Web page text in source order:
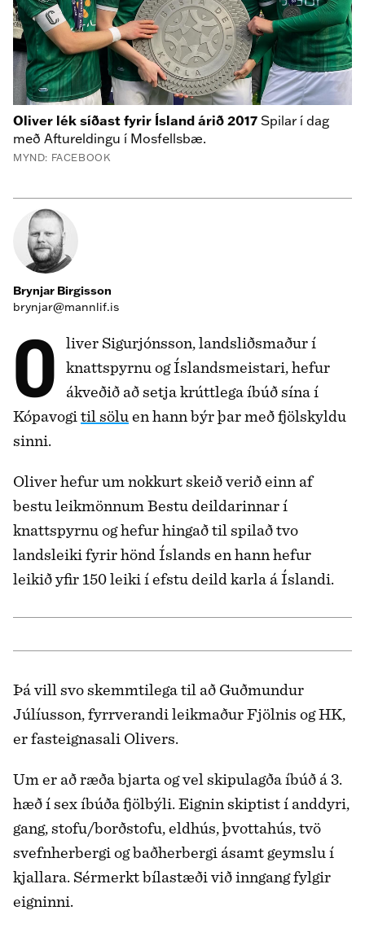
Oliver lék síðast fyrir Ísland árið 2017 Spilar í dag
með Aftureldingu í Mosfellsbæ.
MYND: FACEBOOK
Brynjar Birgisson
brynjar@mannlif.is
Oliver Sigurjónsson, landsliðsmaður í knattspyrnu og Íslandsmeistari, hefur
ákveðið að setja krúttlega íbúð sína í
Kópavogitil söluen hann býr þar með fjölskyldu
sinni.
Oliver hefur um nokkurt skeið verið einn af
bestu leikmönnum Bestu deildarinnar í
knattspyrnu og hefur hingað til spilað tvo
landsleiki fyrir hönd Íslands en hann hefur
leikið yfir 150 leiki í efstu deild karla á Íslandi.
Þá vill svo skemmtilega til að Guðmundur
Júlíusson, fyrrverandi leikmaður Fjölnis og HK,
er fasteignasali Olivers.
Um er að ræða bjarta og vel skipulagða íbúð á 3.
hæð í sex íbúða fjölbýli. Eignin skiptist í anddyri,
gang, stofu/borðstofu, eldhús, þvottahús, tvö
svefnherbergi og baðherbergi ásamt geymslu í
kjallara. Sérmerkt bílastæði við inngang fylgir
eigninni.